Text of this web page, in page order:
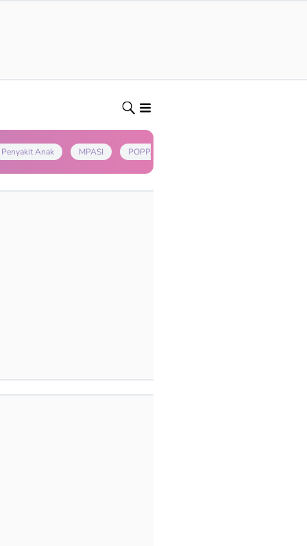
Penyakit Anak MPASI POPPAPA